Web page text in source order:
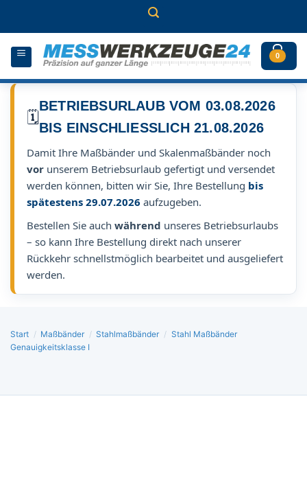
0
🗓️
BETRIEBSURLAUB VOM 03.08.2026
BIS EINSCHLIESSLICH 21.08.2026
Damit Ihre Maßbänder und Skalenmaßbänder noch
vor unserem Betriebsurlaub gefertigt und versendet
werden können, bitten wir Sie, Ihre Bestellung bis
spätestens 29.07.2026 aufzugeben.
Bestellen Sie auch während unseres Betriebsurlaubs
– so kann Ihre Bestellung direkt nach unserer
Rückkehr schnellstmöglich bearbeitet und ausgeliefert
werden.
Start / Maßbänder / Stahlmaßbänder / Stahl Maßbänder
Genauigkeitsklasse I